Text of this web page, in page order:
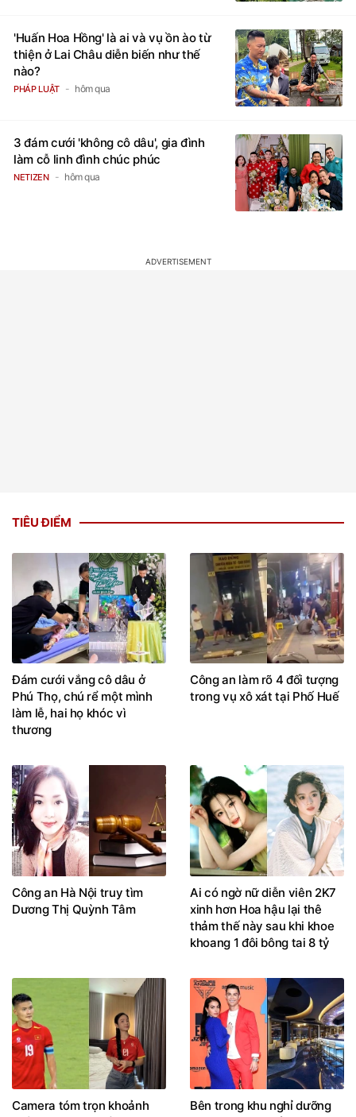
'Huấn Hoa Hồng' là ai và vụ ồn ào từ
thiện ở Lai Châu diễn biến như thế
nào?
PHÁP LUẬT hôm qua
3 đám cưới 'không cô dâu', gia đình
làm cỗ linh đình chúc phúc
NETIZEN hôm qua
TIÊU ĐIỂM
Đám cưới vắng cô dâu ở
Phú Thọ, chú rể một mình
làm lễ, hai họ khóc vì
thương
Công an làm rõ 4 đối tượng
trong vụ xô xát tại Phố Huế
Công an Hà Nội truy tìm
Dương Thị Quỳnh Tâm
Ai có ngờ nữ diễn viên 2K7
xinh hơn Hoa hậu lại thê
thảm thế này sau khi khoe
khoang 1 đôi bông tai 8 tỷ
Camera tóm trọn khoảnh
Bên trong khu nghỉ dưỡng